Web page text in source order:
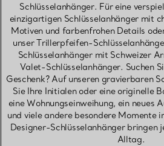
Schlüsselanhänger. Für eine
einzigartigen Schlüsselanhänger mit
Motiven und farbenfrohen Details
unser Trillerpfeifen-
Schlüsselanhänger mit Schweizer
Valet-Schlüsselanhänger. Suchen
Geschenk? Auf unseren gravierbaren
Sie Ihre Initialen oder eine originelle
eine Wohnungseinweihung, ein neues
und viele andere besondere Momente
Designer-Schlüsselanhänger bringen
Alltag.